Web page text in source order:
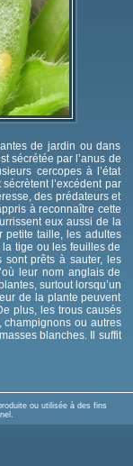
de jardin ou dans
sécrétée par l’anus de
cercopes à l’état
l’excédent par
des prédateurs et
à reconnaître cette
eux aussi de la
petite taille, les adultes
tige ou les feuilles de
sont prêts à sauter, les
leur nom anglais de
surtout lorsqu’un
de la plante peuvent
plus, les trous causés
champignons ou autres
blanches. Il suffit
ou utilisée à des fins